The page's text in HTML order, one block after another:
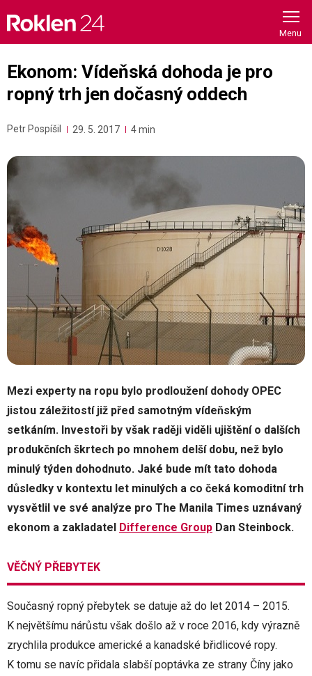
content
Ekonom: Vídeňská dohoda je pro
ropný trh jen dočasný oddech
Petr Pospíšil 29. 5. 2017 4 min
Mezi experty na ropu bylo prodloužení dohody OPEC
jistou záležitostí již před samotným vídeňským
setkáním. Investoři by však raději viděli ujištění o dalších
produkčních škrtech po mnohem delší dobu, než bylo
minulý týden dohodnuto. Jaké bude mít tato dohoda
důsledky v kontextu let minulých a co čeká komoditní trh
vysvětlil ve své analýze pro The Manila Times uznávaný
ekonom a zakladatel Difference Group Dan Steinbock.
VĚČNÝ PŘEBYTEK
Současný ropný přebytek se datuje až do let 2014 – 2015.
K největšímu nárůstu však došlo až v roce 2016, kdy výrazně
zrychlila produkce americké a kanadské břidlicové ropy.
K tomu se navíc přidala slabší poptávka ze strany Číny jako